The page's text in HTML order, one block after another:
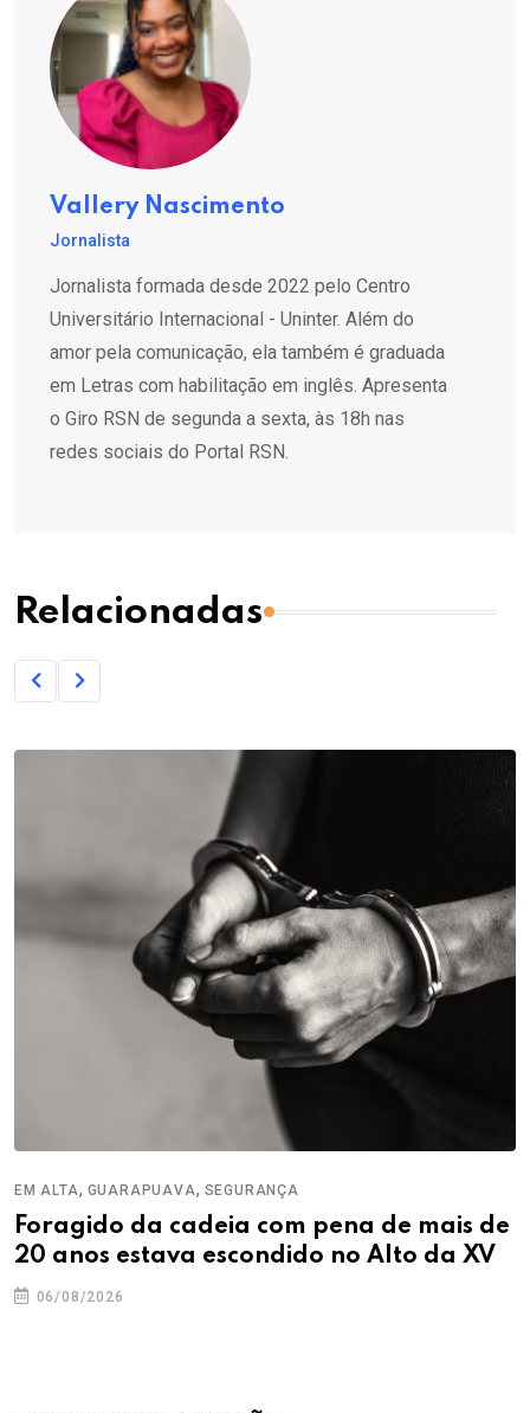
Vallery Nascimento
Jornalista
Jornalista formada desde 2022 pelo Centro
Universitário Internacional - Uninter. Além do
amor pela comunicação, ela também é graduada
em Letras com habilitação em inglês. Apresenta
o Giro RSN de segunda a sexta, às 18h nas
redes sociais do Portal RSN.
Relacionadas
EM ALTA, GUARAPUAVA, SEGURANÇA
Foragido da cadeia com pena de mais de
20 anos estava escondido no Alto da XV
06/08/2026